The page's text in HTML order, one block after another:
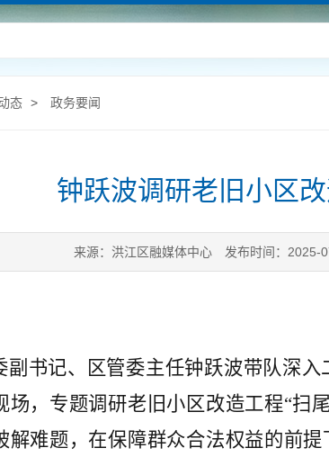
态 > 政务要闻
钟跃波调研老旧小区
来源：洪江区融媒体中心 发布时间：2025-
副书记、区管委主任钟跃波带队深
场，专题调研老旧小区改造工程“扫
解难题，在保障群众合法权益的前